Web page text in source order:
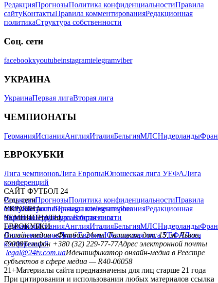
РедакцияПрогнозыПолитика конфиденциальностиПравила
сайтуКонтактыПравила комментированияРедакционная
политикаСтруктура собственности
Соц. сети
facebookxyoutubeinstagramtelegramviber
УКРАИНА
УкраинаПервая лигаВторая лига
ЧЕМПИОНАТЫ
ГерманияИспанияАнглияИталияБельгияМЛСНидерланды
ЕВРОКУБКИ
Лига чемпионовЛига ЕвропыЮношеская лига УЕФАЛига
конференций
САЙТ ФУТБОЛ 24
РедакцияПрогнозыПолитика конфиденциальностиПравила
сайтуКонтактыПравила комментированияРедакционная
политикаСтруктура собственности
Соц. сети
facebookxyoutubeinstagramtelegramviber
УКРАИНА
УкраинаПервая лигаВторая лига
ЧЕМПИОНАТЫ
ГерманияИспанияАнглияИталияБельгияМЛСНидерланды
ЕВРОКУБКИ
Лига чемпионовЛига ЕвропыЮношеская лига УЕФАЛига
конференций
Онлайн-медиа «Футбол 24»пл. Галицкая, дом. 15, м. Львов,
79008Телефон +380 (32) 229-77-77Адрес электронной почты
legal@24tv.com.uaИдентификатор онлайн-медиа в Реестре
субъектов в сфере медиа — R40-06058
21+Материалы сайта предназначены для лиц старше 21 года
При цитировании и использовании любых материалов ссылка